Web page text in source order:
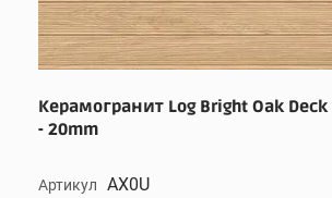
Керамогранит Log Bright Oak
- 20mm
Артикул AX0U